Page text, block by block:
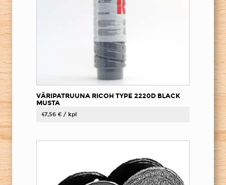
VÄRIPATRUUNA RICOH TYPE 2220D BLACK
MUSTA
47,56 € / kpl